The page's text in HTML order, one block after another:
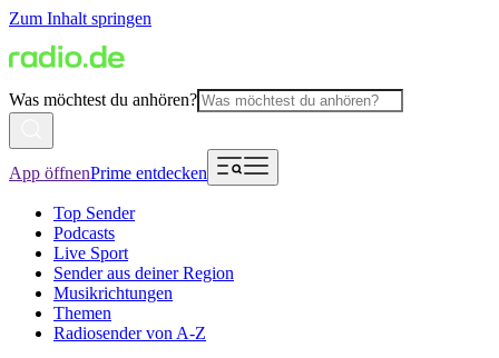
Zum Inhalt springen
Was möchtest du anhören?
App öffnenPrime entdecken
Top Sender
Podcasts
Live Sport
Sender aus deiner Region
Musikrichtungen
Themen
Radiosender von A-Z